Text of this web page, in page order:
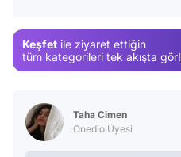
Keşfet ile ziyaret ettiğin
tüm kategorileri tek akışta gör!
Taha Cimen
Onedio Üyesi